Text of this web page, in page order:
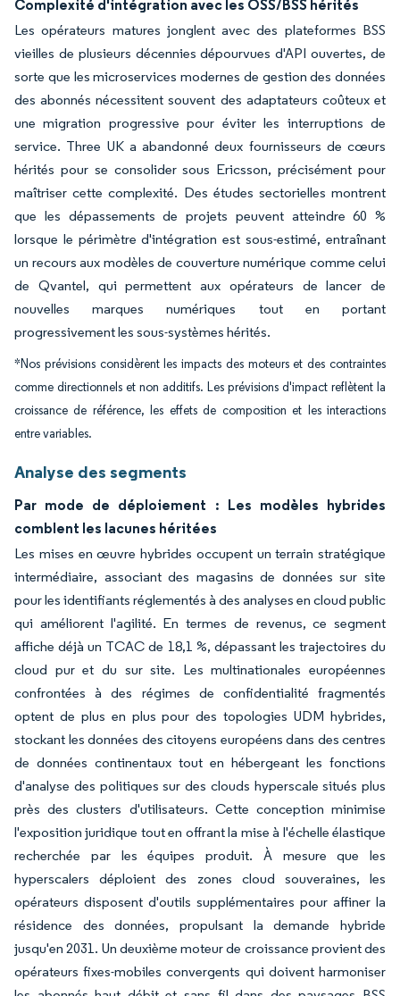
Complexité d'intégration avec les OSS/BSS hérités
Les opérateurs matures jonglent avec des plateformes BSS
vieilles de plusieurs décennies dépourvues d'API ouvertes, de
sorte que les microservices modernes de gestion des données
des abonnés nécessitent souvent des adaptateurs coûteux et
une migration progressive pour éviter les interruptions de
service. Three UK a abandonné deux fournisseurs de cœurs
hérités pour se consolider sous Ericsson, précisément pour
maîtriser cette complexité. Des études sectorielles montrent
que les dépassements de projets peuvent atteindre 60 %
lorsque le périmètre d'intégration est sous-estimé, entraînant
un recours aux modèles de couverture numérique comme celui
de Qvantel, qui permettent aux opérateurs de lancer de
nouvelles marques numériques tout en portant
progressivement les sous-systèmes hérités.
*Nos prévisions considèrent les impacts des moteurs et des contraintes
comme directionnels et non additifs. Les prévisions d'impact reflètent la
croissance de référence, les effets de composition et les interactions
entre variables.
Analyse des segments
Par mode de déploiement : Les modèles hybrides
comblent les lacunes héritées
Les mises en œuvre hybrides occupent un terrain stratégique
intermédiaire, associant des magasins de données sur site
pour les identifiants réglementés à des analyses en cloud public
qui améliorent l'agilité. En termes de revenus, ce segment
affiche déjà un TCAC de 18,1 %, dépassant les trajectoires du
cloud pur et du sur site. Les multinationales européennes
confrontées à des régimes de confidentialité fragmentés
optent de plus en plus pour des topologies UDM hybrides,
stockant les données des citoyens européens dans des centres
de données continentaux tout en hébergeant les fonctions
d'analyse des politiques sur des clouds hyperscale situés plus
près des clusters d'utilisateurs. Cette conception minimise
l'exposition juridique tout en offrant la mise à l'échelle élastique
recherchée par les équipes produit. À mesure que les
hyperscalers déploient des zones cloud souveraines, les
opérateurs disposent d'outils supplémentaires pour affiner la
résidence des données, propulsant la demande hybride
jusqu'en 2031. Un deuxième moteur de croissance provient des
opérateurs fixes-mobiles convergents qui doivent harmoniser